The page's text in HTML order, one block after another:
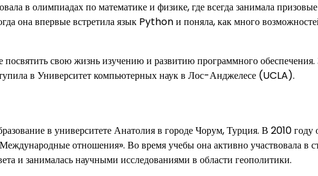
в олимпиадах по математике и физике, где всегда занимала
она впервые встретила язык Python и поняла, как много
свою жизнь изучению и развитию программного обеспечения.
в Университет компьютерных наук в Лос-Анджелесе (UCLA).
в университете Анатолия в городе Чорум, Турция. В 2010
отношения». Во время учебы она активно участвовала в
и занималась научными исследованиями в области геополитики.